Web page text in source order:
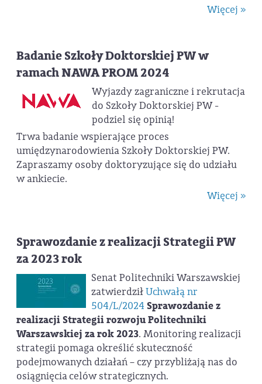
Więcej »
Badanie Szkoły Doktorskiej PW w
ramach NAWA PROM 2024
Wyjazdy zagraniczne i rekrutacja
do Szkoły Doktorskiej PW -
podziel się opinią!
Trwa badanie wspierające proces
umiędzynarodowienia Szkoły Doktorskiej PW.
Zapraszamy osoby doktoryzujące się do udziału
w ankiecie.
Więcej »
Sprawozdanie z realizacji Strategii PW
za 2023 rok
Senat Politechniki Warszawskiej
zatwierdziłUchwałą nr
504/L/2024 Sprawozdanie z
realizacji Strategii rozwoju Politechniki
Warszawskiej za rok 2023. Monitoring realizacji
strategii pomaga określić skuteczność
podejmowanych działań – czy przybliżają nas do
osiągnięcia celów strategicznych.